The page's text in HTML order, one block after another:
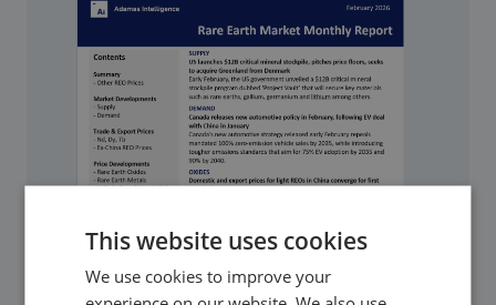
This website uses cookies
We use cookies to improve your